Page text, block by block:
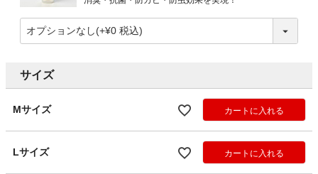
サイズ
Mサイズ カートに入れる
Lサイズ カートに入れる